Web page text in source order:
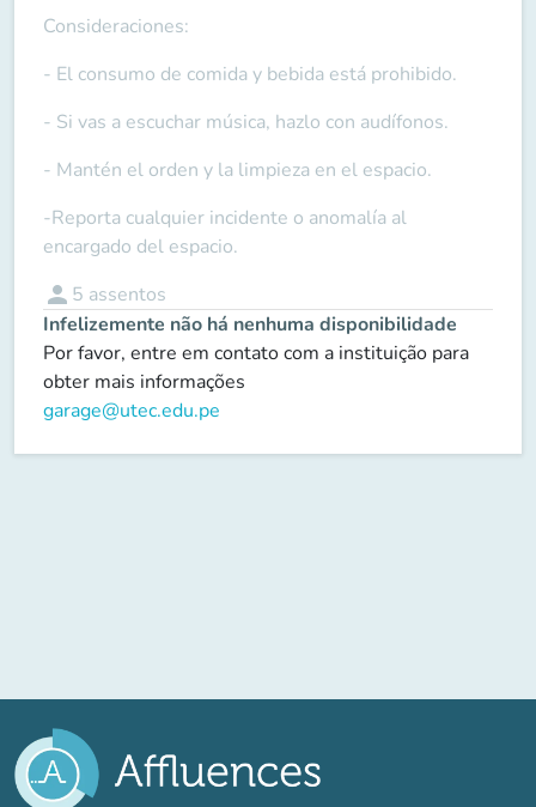
Consideraciones:
- El consumo de comida y bebida está prohibido.
- Si vas a escuchar música, hazlo con audífonos.
- Mantén el orden y la limpieza en el espacio.
-Reporta cualquier incidente o anomalía al
encargado del espacio.
person 5 assentos
Infelizemente não há nenhuma disponibilidade
Por favor, entre em contato com a instituição para
obter mais informações
garage@utec.edu.pe